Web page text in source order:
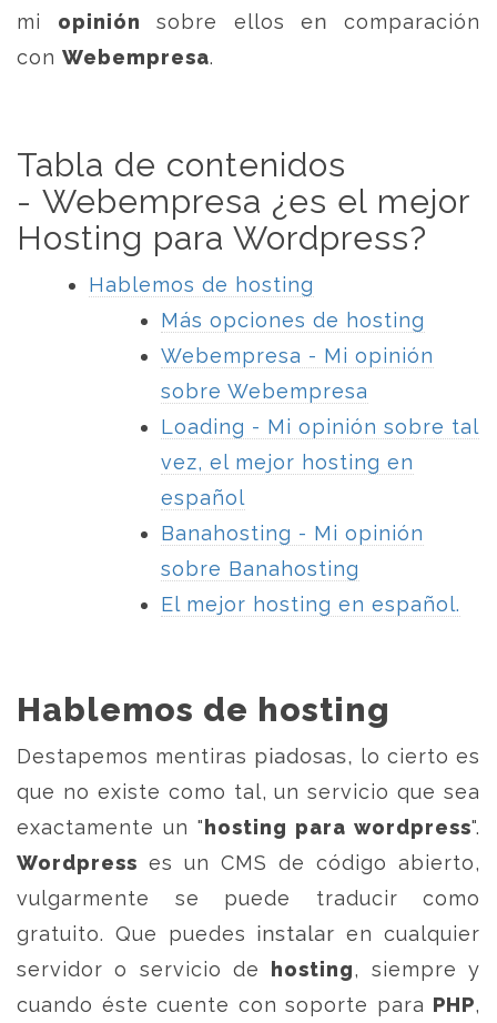
mi opinión sobre ellos en comparación
con Webempresa.
Tabla de contenidos
- Webempresa ¿es el mejor
Hosting para Wordpress?
Hablemos de hosting
Más opciones de hosting
Webempresa - Mi opinión
sobre Webempresa
Loading - Mi opinión sobre tal
vez, el mejor hosting en
español
Banahosting - Mi opinión
sobre Banahosting
El mejor hosting en español.
Hablemos de hosting
Destapemos mentiras piadosas, lo cierto es
que no existe como tal, un servicio que sea
exactamente un " hosting para wordpress".
Wordpress es un CMS de código abierto,
vulgarmente se puede traducir como
gratuito. Que puedes instalar en cualquier
servidor o servicio de
hosting, siempre y
cuando éste cuente con soporte para PHP,